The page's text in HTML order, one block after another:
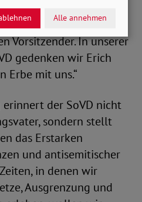
war,
zu gründen und
Vorsitzender. In unserer
gedenken wir Erich
Erbe mit uns.“
der SoVD nicht
sondern stellt
das Erstarken
und antisemitischer
in denen wir
Ausgrenzung und
Alle annehmen